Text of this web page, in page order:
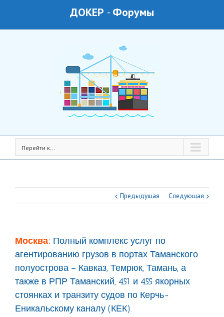
ДОКЕР - Форумы
Перейти к...
Предыдущая Следующая
Москва: Полный комплекс услуг по
агентированию грузов в портах Таманского
полуострова – Кавказ, Темрюк, Тамань, а
также в РПР Таманский, 451 и 455 якорных
стоянках и транзиту судов по Керчь-
Еникальскому каналу (КЕК).